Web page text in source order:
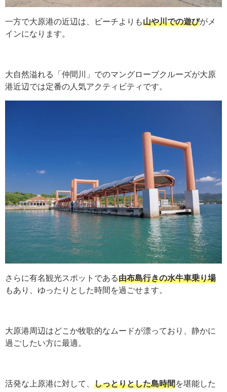
一方で大原港の近辺は、ビーチよりも山や川での遊びがメ
インになります。
大自然溢れる「仲間川」でのマングローブクルーズが大原
港近辺では定番の人気アクティビティです。
さらに有名観光スポットである由布島行きの水牛車乗り場
もあり、ゆったりとした時間を過ごせます。
大原港周辺はどこか牧歌的なムードが漂っており、静かに
過ごしたい方に最適。
活発な上原港に対して、 しっとりとした島時間を堪能した